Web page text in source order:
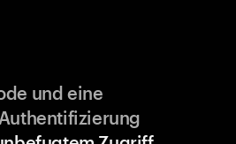
und eine